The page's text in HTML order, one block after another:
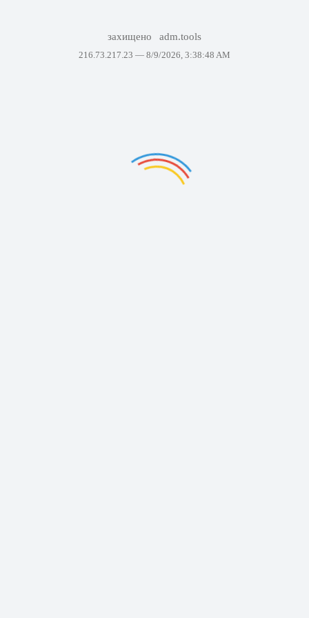
захищено adm.tools
216.73.217.23 — 8/9/2026, 3:38:48 AM